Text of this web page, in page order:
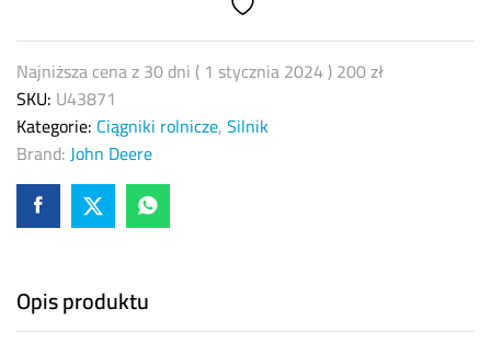
Najniższa cena z 30 dni ( 1 stycznia 2024)200zł
SKU: U43871
Kategorie: Ciągniki rolnicze,Silnik
Brand:John Deere
Opis produktu